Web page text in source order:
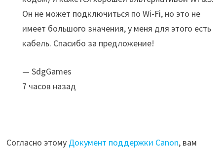
Он не может подключиться по Wi-Fi, но это не
имеет большого значения, у меня для этого есть
кабель. Спасибо за предложение!
— SdgGames
7 часов назад
Согласно этому Документ поддержки Canon, вам